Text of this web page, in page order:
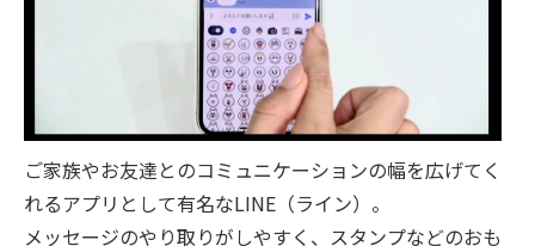
ご家族やお友達とのコミュニケーションの幅を広げてく
れるアプリとして有名なLINE（ライン）。
メッセージのやり取りがしやすく、スタンプなどのおも